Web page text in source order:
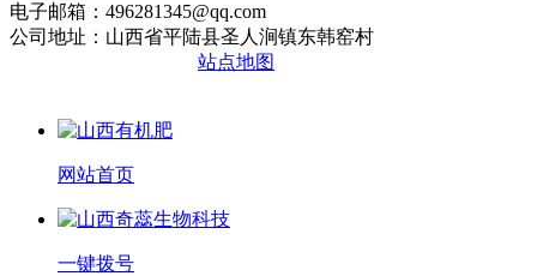
电子邮箱：496281345@qq.com
公司地址：山西省平陆县圣人涧镇东韩窑村
站点地图
网站首页
一键拨号